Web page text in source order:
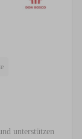
unterstützen